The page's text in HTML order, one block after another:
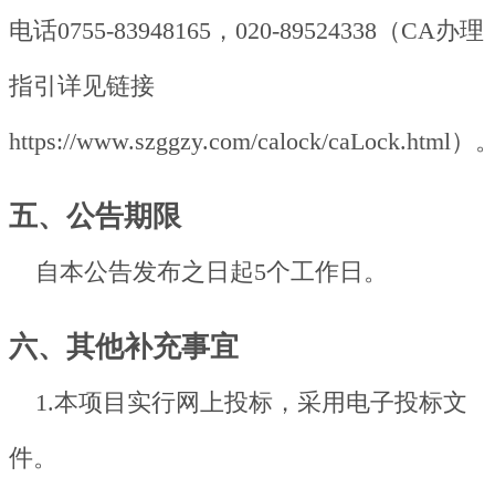
电话0755-83948165，020-89524338（CA办理
指引详见链接
https://www.szggzy.com/calock/caLock.html）
五、公告期限
自本公告发布之日起5个工作日。
六、其他补充事宜
1.本项目实行网上投标，采用电子投标文
件。